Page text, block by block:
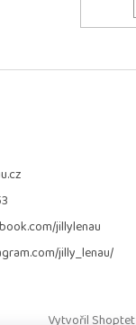
jillylenau
jilly_lenau/
Vytvořil Shoptet